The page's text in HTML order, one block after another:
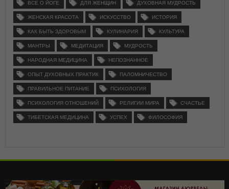
ВСЕ О ЙОГЕ ДЛЯ ЖЕНЩИН ДУХОВНАЯ МУДРОСТЬ
ЖЕНСКАЯ КРАСОТА ИСКУССТВО ИСТОРИЯ
КАК БЫТЬ ЗДОРОВЫМ КУЛИНАРИЯ КУЛЬТУРА
МАНТРЫ МЕДИТАЦИЯ МУДРОСТЬ
НАРОДНАЯ МЕДИЦИНА НЕПОЗНАННОЕ
ОПЫТ ДУХОВНЫХ ПРАКТИК ПАЛОМНИЧЕСТВО
ПРАВИЛЬНОЕ ПИТАНИЕ ПСИХОЛОГИЯ
ПСИХОЛОГИЯ ОТНОШЕНИЙ РЕЛИГИИ МИРА СЧАСТЬЕ
ТИБЕТСКАЯ МЕДИЦИНА УСПЕХ ФИЛОСОФИЯ